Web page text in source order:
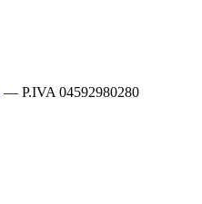
— P.IVA 04592980280